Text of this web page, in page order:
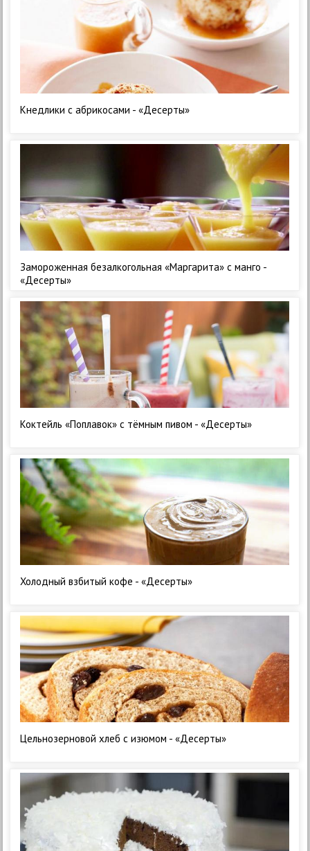
Кнедлики с абрикосами - «Десерты»
Замороженная безалкогольная «Маргарита» с манго -
«Десерты»
Коктейль «Поплавок» с тёмным пивом - «Десерты»
Холодный взбитый кофе - «Десерты»
Цельнозерновой хлеб с изюмом - «Десерты»